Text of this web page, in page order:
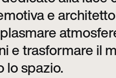
e
e trasformare il
lo spazio.